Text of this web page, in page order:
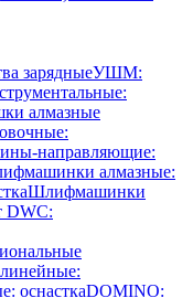
зарядныеУШМ:
алмазные
направляющие:
алмазные:
Шлифмашинки
DWC:
оснасткаDOMINO: